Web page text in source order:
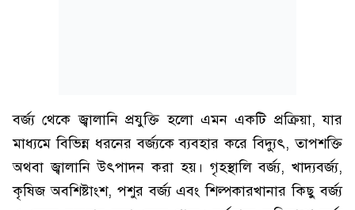
বর্জ্য থেকে জ্বালানি প্রযুক্তি হলো এমন একটি প্রক্রিয়া, যার
মাধ্যমে বিভিন্ন ধরনের বর্জ্যকে ব্যবহার করে বিদ্যুৎ, তাপশক্তি
অথবা জ্বালানি উৎপাদন করা হয়। গৃহস্থালি বর্জ্য, খাদ্যবর্জ্য,
কৃষিজ অবশিষ্টাংশ, পশুর বর্জ্য এবং শিল্পকারখানার কিছু বর্জ্য